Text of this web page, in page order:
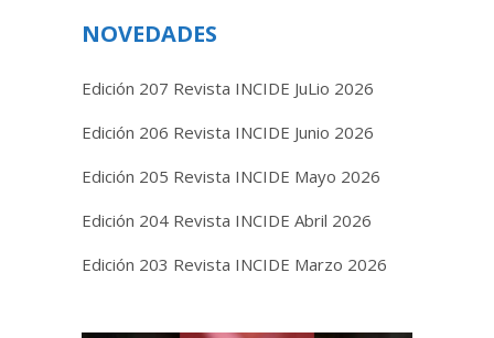
NOVEDADES
Edición 207 Revista INCIDE JuLio 2026
Edición 206 Revista INCIDE Junio 2026
Edición 205 Revista INCIDE Mayo 2026
Edición 204 Revista INCIDE Abril 2026
Edición 203 Revista INCIDE Marzo 2026